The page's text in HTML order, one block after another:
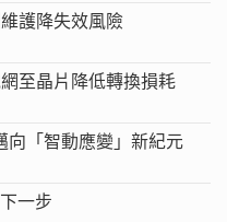
護降失效風險
至晶片降低轉換損耗
「智動應變」新紀元
一步